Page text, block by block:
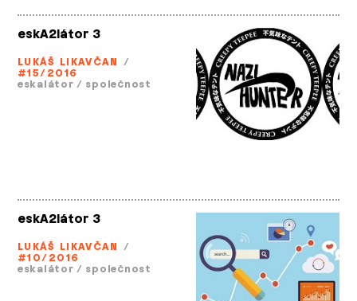
eskA2látor 3
LUKÁŠ LIKAVČAN /
#15/2016
eskalátor / společnost
eskA2látor 3
LUKÁŠ LIKAVČAN /
#10/2016
eskalátor / společnost